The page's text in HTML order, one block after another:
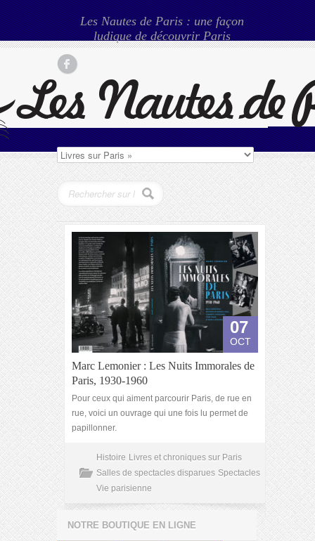
Les Nautes de Paris : une façon
ludique de découvrir Paris
07
OCT
Marc Lemonier : Les Nuits Immorales de
Paris, 1930-1960
Pour ceux qui aiment parcourir Paris, de rue en
rue, voici un ouvrage qui une fois lu permet de
papillonner.
Histoire Livres et chroniques sur Paris
Salles de spectacles disparues Spectacles
Vie parisienne
NOTRE BOUTIQUE EN LIGNE